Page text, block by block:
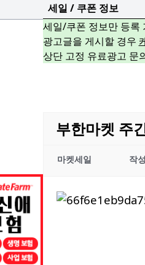
세일 / 쿠폰 정보
세일/쿠폰 정보만 등록
광고글을 게시할 경우
상단 고정 유료광고
부한마켓 주
마켓세일 작